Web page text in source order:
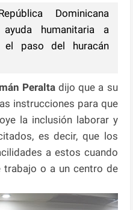
Dominicana
humanitaria a
paso del huracán
Peraltadijo que a su
instrucciones para que
la inclusión laborar y
es decir, que los
a estos cuando
trabajo o a un centro de